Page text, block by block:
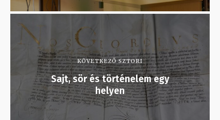
KÖVETKEZŐ SZTORI
Sajt, sör és történelem egy
helyen